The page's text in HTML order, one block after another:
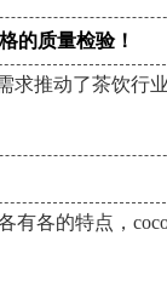
的质量检验！
求推动了茶饮行
有各的特点，